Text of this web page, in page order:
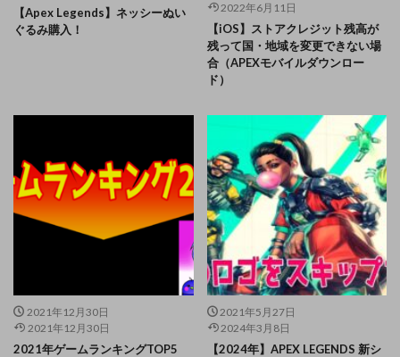
【Apex Legends】ネッシーぬい
ぐるみ購入！
2022年6月11日
【iOS】ストアクレジット残高が
残って国・地域を変更できない場
合（APEXモバイルダウンロー
ド）
2021年12月30日
2021年12月30日
2021年ゲームランキングTOP5
2021年5月27日
2024年3月8日
【2024年】APEX LEGENDS 新シ